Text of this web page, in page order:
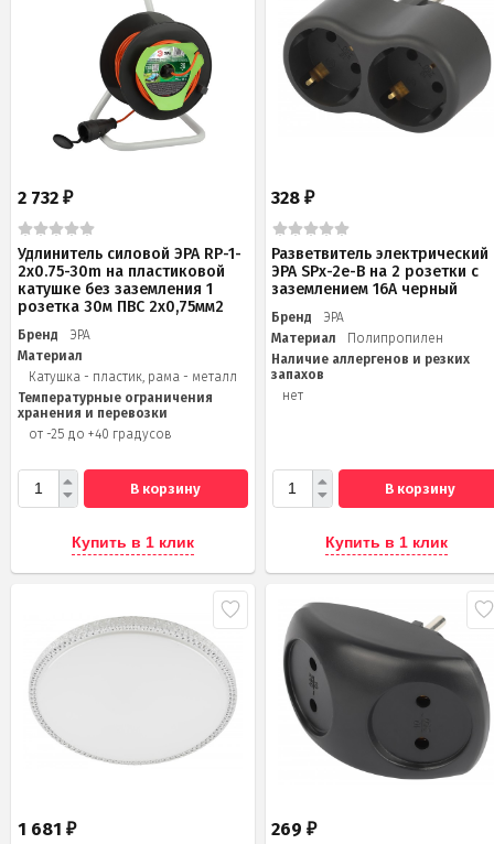
2 732 ₽
Удлинитель силовой ЭРА RP-1-
2x0.75-30m на пластиковой
катушке без заземления 1
розетка 30м ПВС 2х0,75мм2
Бренд
ЭРА
Материал
Катушка - пластик, рама - металл
Температурные ограничения
хранения и перевозки
от -25 до +40 градусов
В корзину
Купить в 1 клик
328₽
Разветвитель электрический
ЭРА SPx-2e-B на 2 розетки с
заземлением 16А черный
Бренд
ЭРА
Материал
Полипропилен
Наличие аллергенов и резких
запахов
нет
В корзину
Купить в 1 клик
1 681 ₽ 269₽